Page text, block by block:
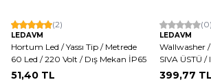
(2)
LEDAVM
Hortum Led / Yassı Tip / Metrede
60 Led / 220 Volt / Dış Mekan İP65
51,40 TL
(0)
LEDAVM
Wallwasher
SIVA ÜSTÜ /
399,77 TL